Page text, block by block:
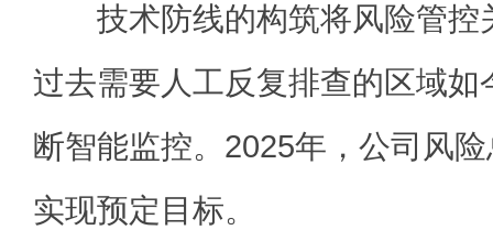
技术防线的构筑将风险管控
过去需要人工反复排查的区域如
断智能监控。2025年，公司风
实现预定目标。